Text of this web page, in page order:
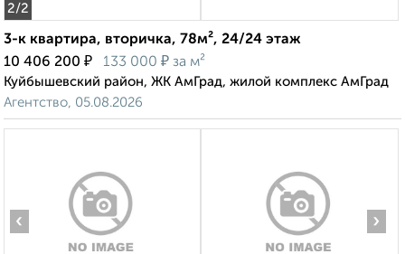
2/2
3-к квартира, вторичка, 78м², 24/24 этаж
10 406 200 ₽ 133 000 ₽ за м²
Куйбышевский район, ЖК АмГрад, жилой комплекс АмГрад
Агентство, 05.08.2026
‹ ›